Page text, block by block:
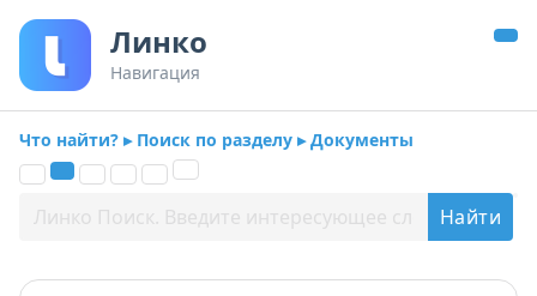
Линко
Навигация
Что найти? ▸ Поиск по разделу ▸ Документы